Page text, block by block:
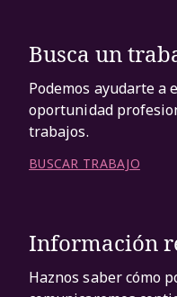
Busca un
Podemos ayudarte a
oportunidad
trabajos.
BUSCAR TRABAJO
Información
Haznos saber cómo